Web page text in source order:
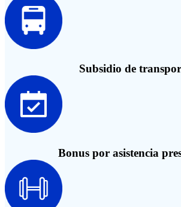
Subsidio de
Bonus por asistencia